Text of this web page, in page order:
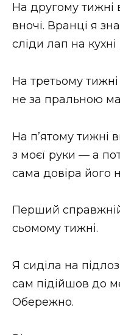
На другому тижні
вночі. Вранці я
сліди лап на
На третьому
не за пральною
На п’ятому тижні
з моєї руки — а
сама довіра його
Перший
сьомому тижні.
Я сиділа на
сам підійшов до
Обережно.